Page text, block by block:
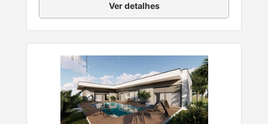
Ver detalhes